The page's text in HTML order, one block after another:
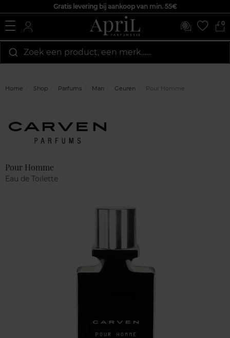
Gratis levering bij aankoop van min. 55€
0
Zoek een product, een merk…...
Home Shop Parfums Man Geuren Pour Homme
Pour Homme
Eau de Toilette